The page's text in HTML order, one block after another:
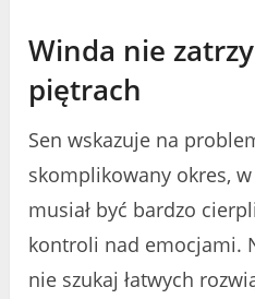
Winda nie
piętrach
Sen wskazuje na
skomplikowany okres,
musiał być bardzo
kontroli nad emocjami.
nie szukaj łatwych